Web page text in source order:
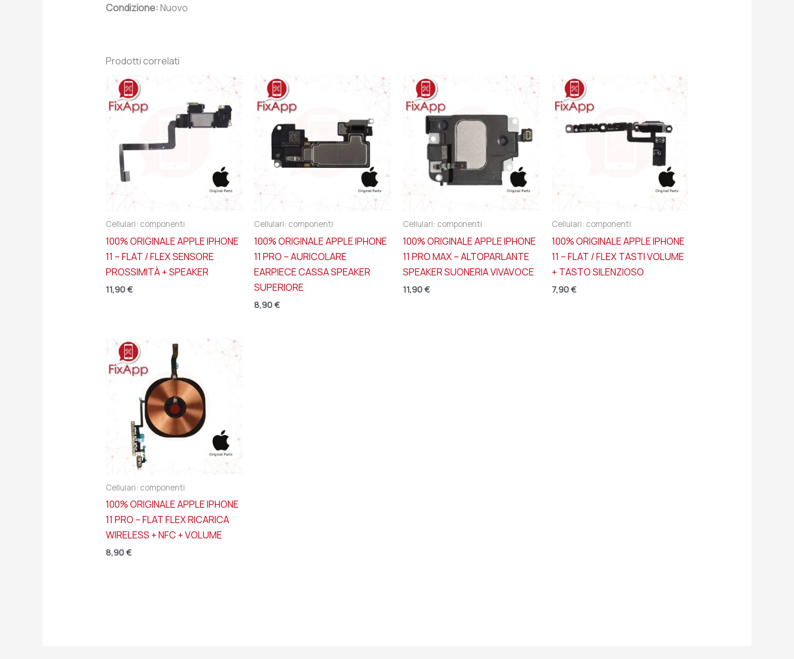
Condizione:Nuovo
Prodotti correlati
Cellulari: componenti
100% ORIGINALE APPLE IPHONE
11 – FLAT / FLEX SENSORE
PROSSIMITÀ + SPEAKER
11,90€
Cellulari: componenti
100% ORIGINALE APPLE IPHONE
11 PRO – AURICOLARE
EARPIECE CASSA SPEAKER
SUPERIORE
8,90€
Cellulari: componenti
100% ORIGINALE APPLE IPHONE
11 PRO MAX – ALTOPARLANTE
SPEAKER SUONERIA VIVAVOCE
11,90€
Cellulari: componenti
100% ORIGINALE APPLE IPHONE
11 – FLAT / FLEX TASTI VOLUME
+ TASTO SILENZIOSO
7,90€
Cellulari: componenti
100% ORIGINALE APPLE IPHONE
11 PRO – FLAT FLEX RICARICA
WIRELESS + NFC + VOLUME
8,90€